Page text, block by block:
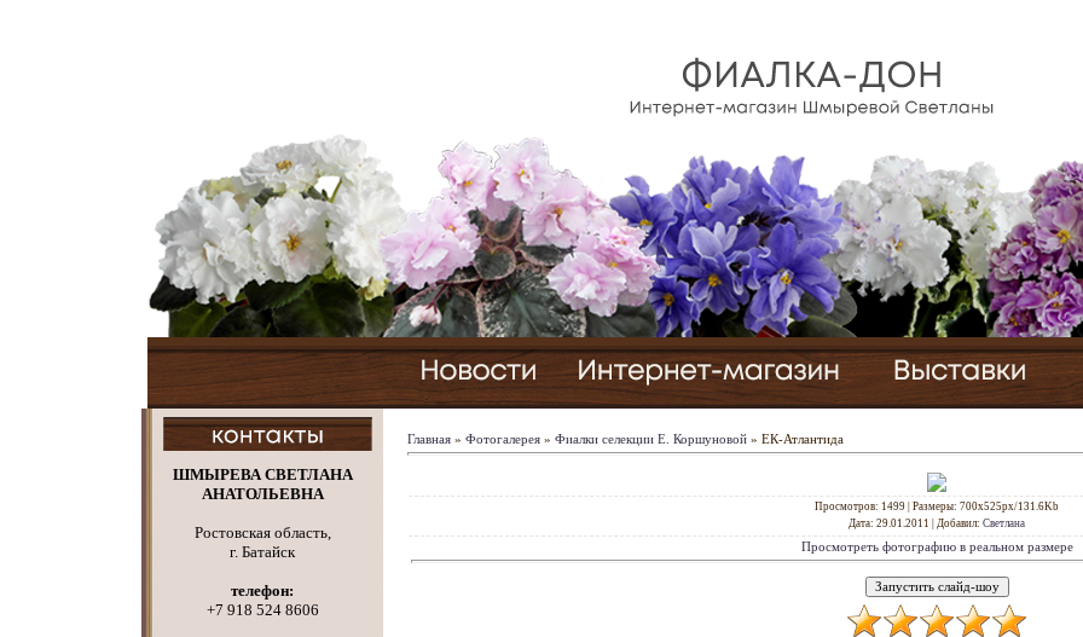
ШМЫРЕВА СВЕТЛАНА
АНАТОЛЬЕВНА
Ростовская область,
г. Батайск
телефон:
+7 918 524 8606
Главная » Фотогалерея » Фиалки селекции Е. Коршуновой » ЕК-Атлантида
Просмотров: 1499 | Размеры: 700x525px/131.6Kb
Дата: 29.01.2011 Добавил: Светлана
Просмотреть фотографию в реальном размере